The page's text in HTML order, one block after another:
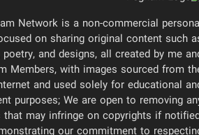
Network is a non-commercial
on sharing original content such
and designs, all created by me
Members, with images sourced from
and used solely for educational
purposes; We are open to removing
that may infringe on copyrights if